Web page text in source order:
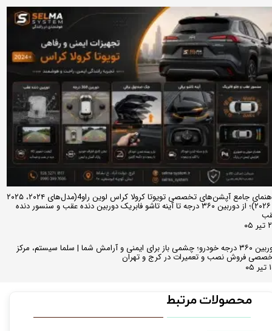
راهنمای جامع آپشن‌های تخصصی تویوتا کرولا کراس لوین راو4(مدل‌های ۲۰۲۴، ۲۰۲۵
و ۲۰۲۶)؛ از دوربین ۳۶۰ درجه تا آینه تاشو فابریک دوربین دنده عقب و سنسور دنده
دوربین ۳۶۰ درجه خودرو؛ چشمی باز برای ایمنی و آرامش شما | سلما سیستم، مرکز
فروش نصب و تعمیرات در کرج و تهران
محصولات مرتبط